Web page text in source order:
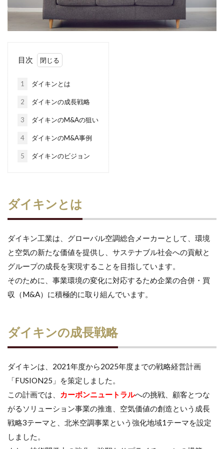
目次
1 ダイキンとは
2 ダイキンの成長戦略
3 ダイキンのM&Aの狙い
4 ダイキンのM&A事例
5 ダイキンのビジョン
ダイキンとは
ダイキン工業は、グローバル空調総合メーカーとして、環境
と空気の新たな価値を提供し、サステナブル社会への貢献と
グループの成長を実現することを目指しています。
そのために、事業環境の変化に対応するため企業の合併・買
収（M&A）に積極的に取り組んでいます。
ダイキンの成長戦略
ダイキンは、2021年度から2025年度までの戦略経営計画
「FUSION25」を策定しました。
この計画では、
カーボンニュートラルへの挑戦、顧客とつな
がるソリューション事業の推進、空気価値の創造という成長
戦略3テーマと、北米空調事業という強化地域1テーマを設定
しました。